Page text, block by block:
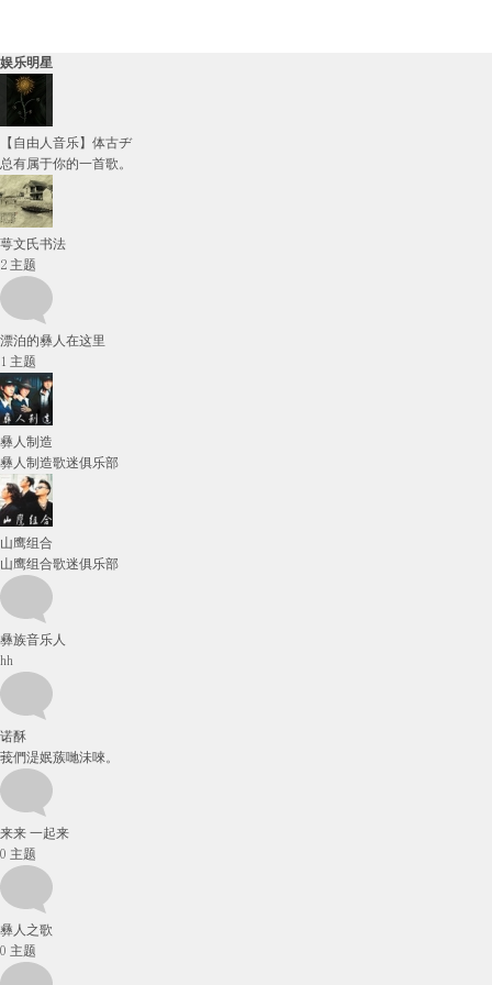
娱乐明星
【自由人音乐】体古ヂ
总有属于你的一首歌。
萼文氏书法
2 主题
漂泊的彝人在这里
1 主题
彝人制造
彝人制造歌迷俱乐部
山鹰组合
山鹰组合歌迷俱乐部
彝族音乐人
hh
诺酥
莪們湜姄蔟哋沬唻。
来来 一起来
0 主题
彝人之歌
0 主题